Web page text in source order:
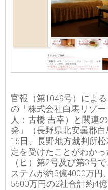
官報（第1049号）によ
の「株式会社白馬リゾ
人：古橋 吉幸）と関連
発」（長野県北安曇郡
16日、長野地方裁判所
定を受けたことがわか
（ヒ）第2号及び第3号
ステムが約3億4000万円
5600万円の2社合計約4億